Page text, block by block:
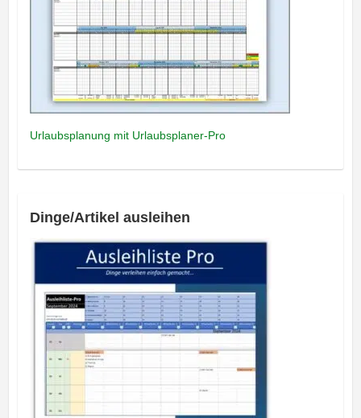
Urlaubsplanung mit Urlaubsplaner-Pro
Dinge/Artikel ausleihen